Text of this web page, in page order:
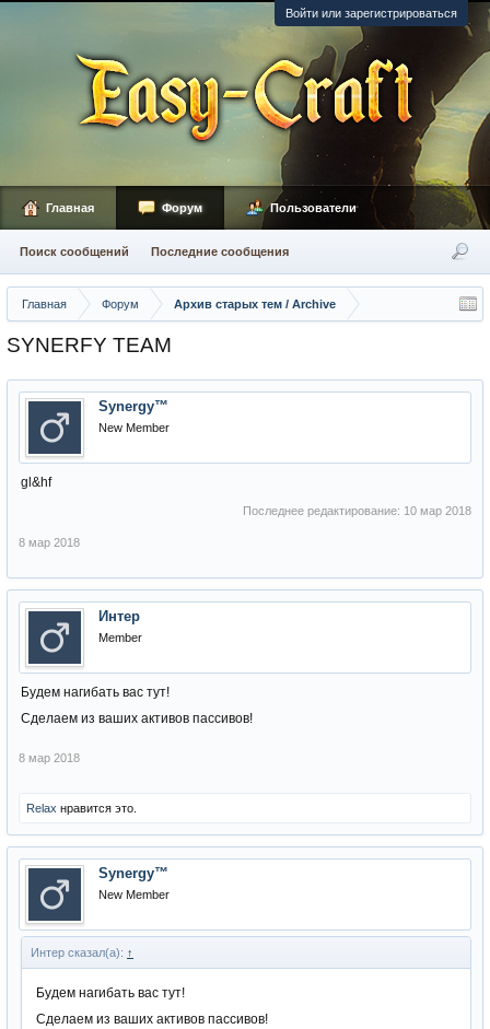
Войти или зарегистрироваться
Главная Форум Архив старых тем / Archive
SYNERFY TEAM
Synergy™
New Member
gl&hf
Последнее редактирование: 10 мар 2018
8 мар 2018
Интер
Member
Будем нагибать вас тут!
Сделаем из ваших активов пассивов!
8 мар 2018
Relax нравится это.
Synergy™
New Member
Интер сказал(а): ↑
Будем нагибать вас тут!
Сделаем из ваших активов пассивов!
Главная Форум
Поиск сообщений Последние сообщения
Пользователи